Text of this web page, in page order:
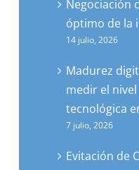
14 julio, 2026
Madurez
tecnológica
7 julio, 2026
Evitación de
30 junio, 2026